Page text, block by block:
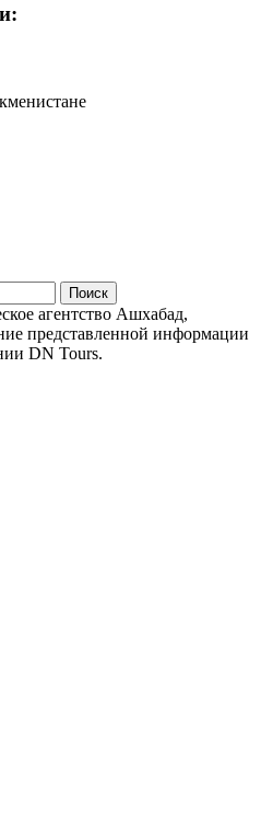
агентство Ашхабад,
представленной информации
DN Tours.